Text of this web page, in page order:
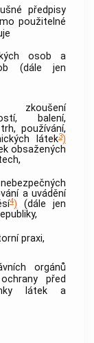
předpisy
použitelné
osob a
(dále jen
zkoušení
balení,
používání,
látek3)
obsažených
a uvádění
4) (dále jen
praxi,
orgánů
před
látek a